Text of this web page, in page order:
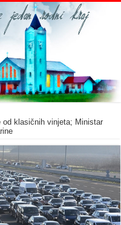
od klasičnih vinjeta; Ministar